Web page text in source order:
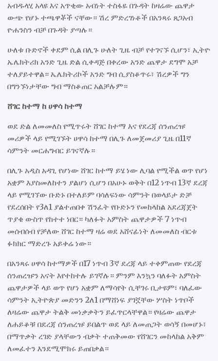
አብዱላሂ አላዩ እና አጥቂው አብነት ተስፋዬ በጉዳት ከዛሬው ጨዋታ
ውጭ የሆኑ ተጫዋቾች ናቸው። ሽረ ምድረገነቶች በአንጻሩ ጸጋአብ
ዮሐንስን ብቻ በጉዳት ያጣሉ።
ሁለቱ ቡድኖች ቀደም ሲል በሊጉ ሁለት ጊዜ ብቻ የተገናኙ ሲሆን፣ ኢትዮ
ኤሌክትሪክ አንድ ጊዜ ድል ሲቀዳጅ በቀረው አንድ ጨዋታ ደግሞ አቻ
ተለያይተዋል። ኤሌክትሪኮች አንድ ግብ ሲያስቆጥሩ፣ ሽረዎች ግን
በግንኙነታቸው ግብ ማስቆጠር አልቻሉም።
ሸገር ከተማ ከ ሀዋሳ ከተማ
ወደ ድል ለመመለስ የሚጥሩት ሸገር ከተማ እና የደረጃ ሰንጠረዡ
መሪዎች ላይ የሚገኙት ሀዋሳ ከተማ በሊጉ ለመጀመሪያ ጊዜ በ11ኛ
ሳምንት መርሐግብር ይገናኛሉ።
በሊጉ አዲስ አዳጊ የሆነው ሸገር ከተማ ይሄ ነው ሊባል የሚችል ወጥ የሆነ
አቋም እያስመለከተን ያልሆነ ሲሆን በአሁኑ ወቅት በ12 ነጥብ 13ኛ ደረጃ
ላይ የሚገኘው ቡድኑ በተለይም ባሳለፍነው ሳምንት በወላይታ ድቻ
የደረሰበት የ3ለ1 ያልተጠበቀ ሽንፈት የቡድኑን የመከላከል አደረጃጀት
ጥያቄ ውስጥ የከተተ ነበር። ካለፉት አምስት ጨዋታዎች 7 ነጥብ
መሰብሰብ የቻለው ሸገር ከተማ ዛሬ ወደ አሸናፊነት ለመመለስ ብርቱ
ፉክክር ማድረጉ አይቀሬ ነው።
በአንጻሩ ሀዋሳ ከተማዎች በ17 ነጥብ 3ኛ ደረጃ ላይ ተቀምጠው የደረጃ
ሰንጠረዡን አናት እየተከተሉ ይገኛሉ። ምንም እንኳን ባለፉት አምስት
ጨዋታዎች ላይ ወጥ የሆነ አቋም ለማሳየት ሲቸገሩ ቢታዩም፣ ባለፈው
ሳምንት ኢትዮጵያ መድንን 2ለ1 በማሸነፍ ያገኟቸው ሦስት ነጥቦች
ለዛሬው ጨዋታ ትልቅ መነቃቃትን ይፈጥርላቸዋል። የዛሬው ጨዋታ
ለሐይቆቹ በደረጃ ሰንጠረዡ ይበልጥ ወደ ላይ ለመጠጋት ወሳኝ በመሆኑ፣
በማጥቃት ረገድ ያላቸውን ብቃት ተጠቅመው የሸገርን መከላከል አቅም
ለመፈተን እንደሚሞክሩ ይጠበቃል።